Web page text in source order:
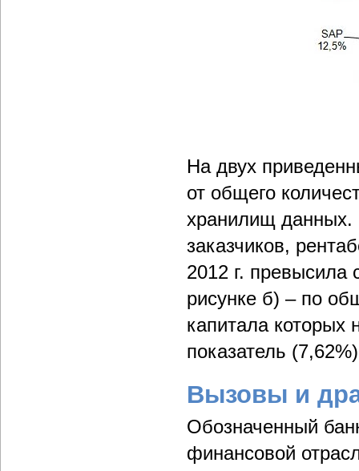
На двух
от общего
хранилищ данных.
заказчиков,
2012 г. превысила
рисунке б) – по
капитала которых
показатель
Вызовы и
Обозначенный
финансовой